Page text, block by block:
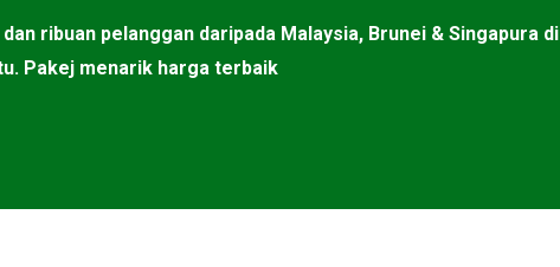
ribuan pelanggan daripada Malaysia, Brunei & Singapura di
Pakej menarik harga terbaik